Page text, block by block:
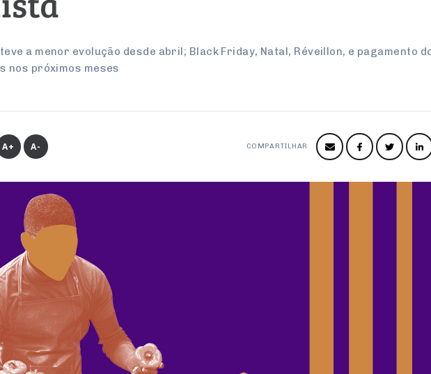
a menor evolução desde abril; Black Friday, Natal, Réveillon, e pagamento
nos próximos meses
A+ A- COMPARTILHAR